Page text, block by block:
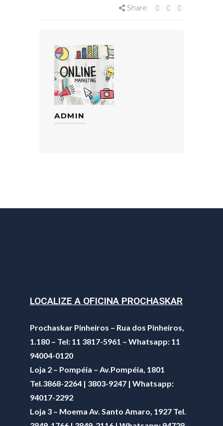
Share:
ADMIN
LOCALIZE A OFICINA PROCHASKAR
Prochaskar Pinheiros – Rua dos Pinheiros,
1.180 – Tel: 11 3817-5961 – Whatsapp: 11
94004-0120
Loja 2 – Pompéia – Av.Pompéia, 1801
Tel.3868-2264 | 3803-9247 | Whatsapp:
94017-2292
Loja 3 – Moema Av. Santo Amaro, 1927 Tel.